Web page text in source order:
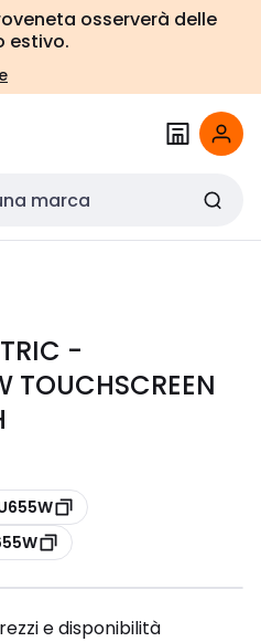
osserverà delle
estivo.
-
TOUCHSCREEN
e disponibilità